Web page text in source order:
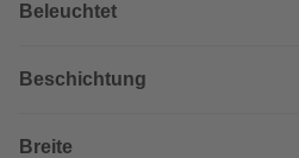
Beleuchtet
Beschichtung
Breite